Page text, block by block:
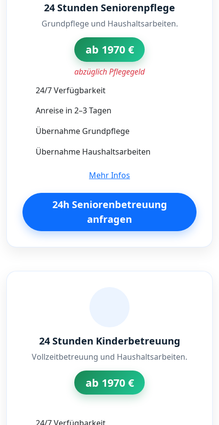
24 Stunden Seniorenpflege
Grundpflege und Haushaltsarbeiten.
ab 1970 €
abzüglich Pflegegeld
24/7 Verfügbarkeit
Anreise in 2–3 Tagen
Übernahme Grundpflege
Übernahme Haushaltsarbeiten
Mehr Infos
24h Seniorenbetreuung
anfragen
24 Stunden Kinderbetreuung
Vollzeitbetreuung und Haushaltsarbeiten.
ab 1970 €